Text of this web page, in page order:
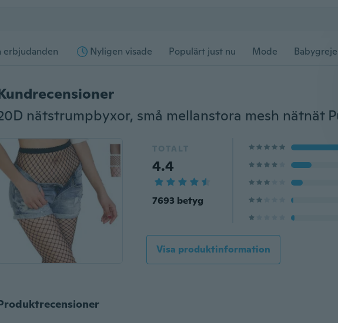
erbjudanden Nyligen visade Populärt just nu Mode
TOTALT
4.4
7693 betyg
Visa produktinformation